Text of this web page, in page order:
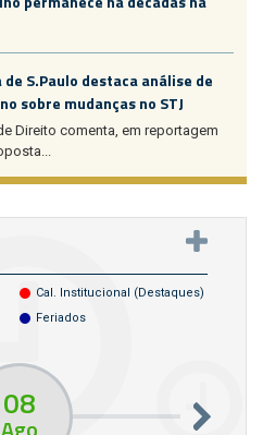
de S.Paulo destaca análise de
sobre mudanças no STJ
Direito comenta, em reportagem
Cal. Institucional (destaques)
Feriados
08